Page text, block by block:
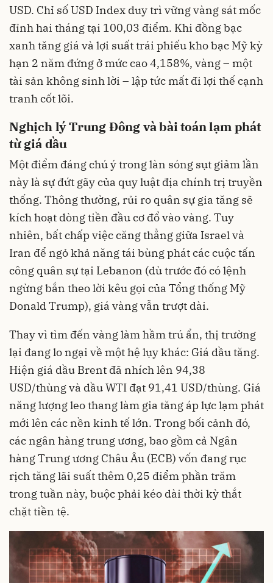
USD. Chỉ số USD Index duy trì vững vàng sát mốc
đỉnh hai tháng tại 100,03 điểm. Khi đồng bạc
xanh tăng giá và lợi suất trái phiếu kho bạc Mỹ kỳ
hạn 2 năm đứng ở mức cao 4,158%, vàng – một
tài sản không sinh lời – lập tức mất đi lợi thế cạnh
tranh cốt lõi.
Nghịch lý Trung Đông và bài toán lạm phát
từ giá dầu
Một điểm đáng chú ý trong làn sóng sụt giảm lần
này là sự đứt gãy của quy luật địa chính trị truyền
thống. Thông thường, rủi ro quân sự gia tăng sẽ
kích hoạt dòng tiền đầu cơ đổ vào vàng. Tuy
nhiên, bất chấp việc căng thẳng giữa Israel và
Iran để ngỏ khả năng tái bùng phát các cuộc tấn
công quân sự tại Lebanon (dù trước đó có lệnh
ngừng bắn theo lời kêu gọi của Tổng thống Mỹ
Donald Trump), giá vàng vẫn trượt dài.
Thay vì tìm đến vàng làm hầm trú ẩn, thị trường
lại đang lo ngại về một hệ lụy khác: Giá dầu tăng.
Hiện giá dầu Brent đã nhích lên 94,38
USD/thùng và dầu WTI đạt 91,41 USD/thùng. Giá
năng lượng leo thang làm gia tăng áp lực lạm phát
mới lên các nền kinh tế lớn. Trong bối cảnh đó,
các ngân hàng trung ương, bao gồm cả Ngân
hàng Trung ương Châu Âu (ECB) vốn đang rục
rịch tăng lãi suất thêm 0,25 điểm phần trăm
trong tuần này, buộc phải kéo dài thời kỳ thắt
chặt tiền tệ.